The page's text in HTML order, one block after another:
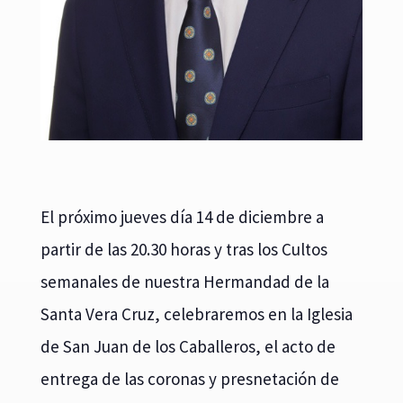
El próximo jueves día 14 de diciembre a
partir de las 20.30 horas y tras los Cultos
semanales de nuestra Hermandad de la
Santa Vera Cruz, celebraremos en la Iglesia
de San Juan de los Caballeros, el acto de
entrega de las coronas y presnetación de